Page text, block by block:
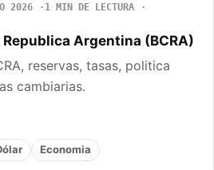
2026
1 MIN DE LECTURA
Argentina (BCRA)
reservas, tasas, politica
cambiarias.
Economia